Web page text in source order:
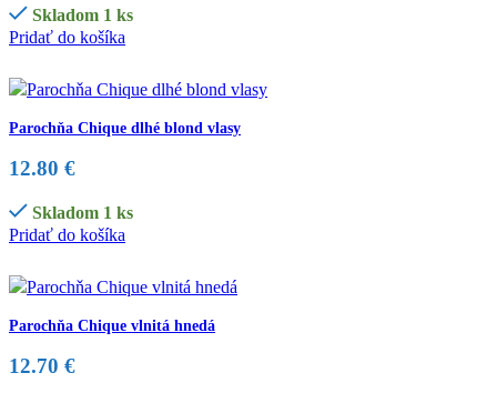
Skladom 1 ks
Pridať do košíka
Parochňa Chique dlhé blond vlasy
12.80 €
Skladom 1 ks
Pridať do košíka
Parochňa Chique vlnitá hnedá
12.70 €